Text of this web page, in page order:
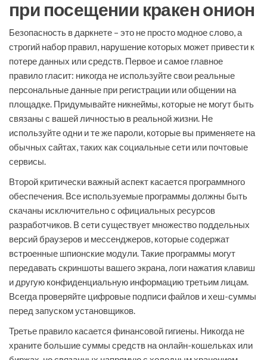
при посещении кракен онион
Безопасность в даркнете – это не просто модное слово, а
строгий набор правил, нарушение которых может привести к
потере данных или средств. Первое и самое главное
правило гласит: никогда не используйте свои реальные
персональные данные при регистрации или общении на
площадке. Придумывайте никнеймы, которые не могут быть
связаны с вашей личностью в реальной жизни. Не
используйте одни и те же пароли, которые вы применяете на
обычных сайтах, таких как социальные сети или почтовые
сервисы.
Второй критически важный аспект касается программного
обеспечения. Все используемые программы должны быть
скачаны исключительно с официальных ресурсов
разработчиков. В сети существует множество поддельных
версий браузеров и мессенджеров, которые содержат
встроенные шпионские модули. Такие программы могут
передавать скриншоты вашего экрана, логи нажатия клавиш
и другую конфиденциальную информацию третьим лицам.
Всегда проверяйте цифровые подписи файлов и хеш-суммы
перед запуском установщиков.
Третье правило касается финансовой гигиены. Никогда не
храните большие суммы средств на онлайн-кошельках или